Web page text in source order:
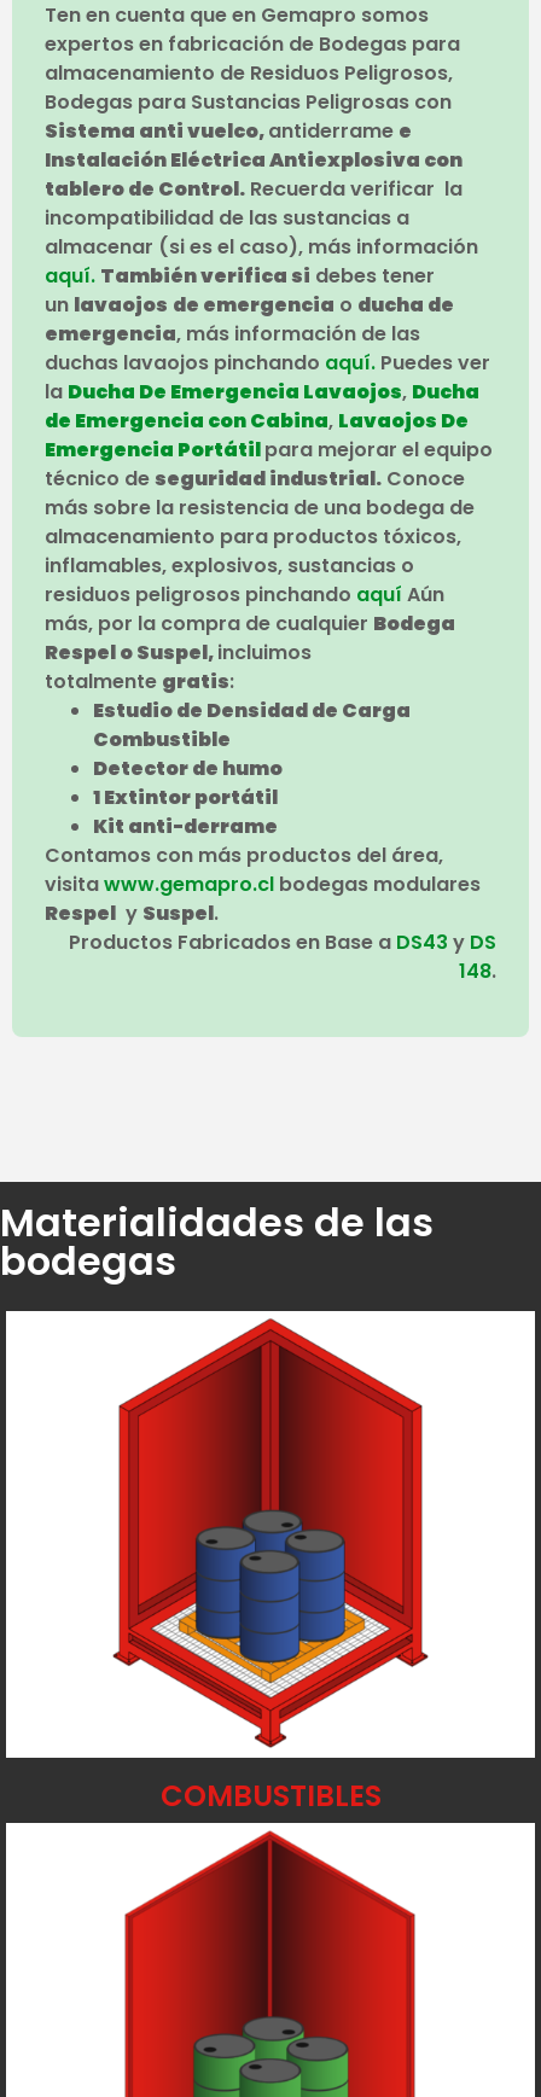
Ten en cuenta que en Gemapro somos
expertos en fabricación de Bodegas para
almacenamiento de Residuos Peligrosos,
Bodegas para Sustancias Peligrosas con
Sistema anti vuelco,antiderrame e
Instalación Eléctrica Antiexplosiva con
tablero de Control. Recuerda verificar la
incompatibilidad de las sustancias a
almacenar (si es el caso), más información
aquí. También verifica si debes tener
un lavaojos de emergencia o ducha de
emergencia, más información de las
duchas lavaojos pinchando aquí. Puedes ver
la Ducha De Emergencia Lavaojos, Ducha
de Emergencia con Cabina, Lavaojos De
Emergencia Portátilpara mejorar el equipo
técnico deseguridad industrial. Conoce
más sobre la resistencia de una bodega de
almacenamiento para productos tóxicos,
inflamables, explosivos, sustancias o
residuos peligrosos pinchando aquí Aún
más, por la compra de cualquier Bodega
Respel o Suspel,incluimos
totalmente gratis:
Estudio de Densidad de Carga
Combustible
Detector de humo
1 Extintor portátil
Kit anti-derrame
Contamos con más productos del área,
visitawww.gemapro.cl bodegas modulares
Respel y Suspel.
Productos Fabricados en Base a DS43 y DS
148.
Materialidades de las
bodegas
COMBUSTIBLES